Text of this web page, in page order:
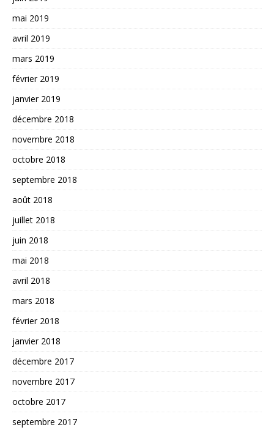
mai 2019
avril 2019
mars 2019
février 2019
janvier 2019
décembre 2018
novembre 2018
octobre 2018
septembre 2018
août 2018
juillet 2018
juin 2018
mai 2018
avril 2018
mars 2018
février 2018
janvier 2018
décembre 2017
novembre 2017
octobre 2017
septembre 2017